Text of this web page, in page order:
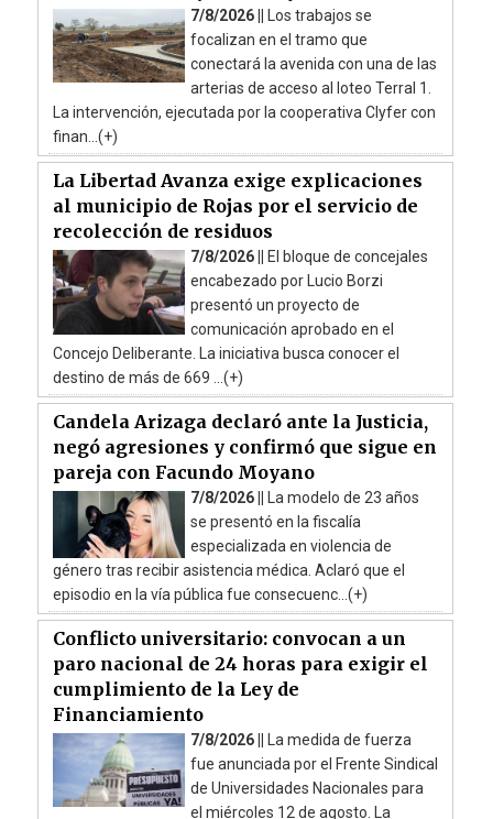
7/8/2026 ||
Los trabajos se
focalizan en el tramo que
conectará la avenida con una de las
arterias de acceso al loteo Terral 1.
La intervención, ejecutada por la cooperativa Clyfer con
finan...(+)
La Libertad Avanza exige explicaciones
al municipio de Rojas por el servicio de
recolección de residuos
7/8/2026 ||
El bloque de concejales
encabezado por Lucio Borzi
presentó un proyecto de
comunicación aprobado en el
Concejo Deliberante. La iniciativa busca conocer el
destino de más de 669 ...(+)
Candela Arizaga declaró ante la Justicia,
negó agresiones y confirmó que sigue en
pareja con Facundo Moyano
7/8/2026 ||
La modelo de 23 años
se presentó en la fiscalía
especializada en violencia de
género tras recibir asistencia médica. Aclaró que el
episodio en la vía pública fue consecuenc...(+)
Conflicto universitario: convocan a un
paro nacional de 24 horas para exigir el
cumplimiento de la Ley de
Financiamiento
7/8/2026 ||
La medida de fuerza
fue anunciada por el Frente Sindical
de Universidades Nacionales para
el miércoles 12 de agosto. La